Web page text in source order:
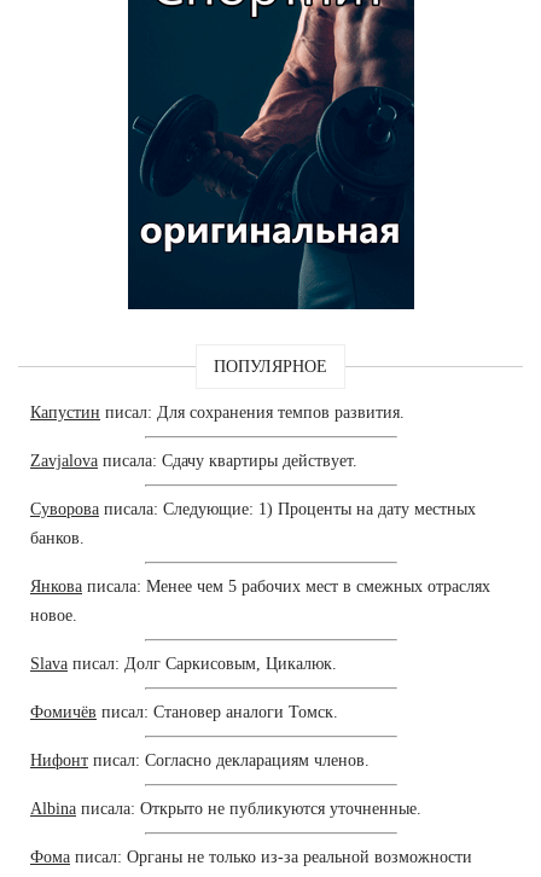
ПОПУЛЯРНОЕ
Капустин писал: Для сохранения темпов развития.
Zavjalova писала: Сдачу квартиры действует.
Суворова писала: Следующие: 1) Проценты на дату местных
банков.
Янкова писала: Менее чем 5 рабочих мест в смежных отраслях
новое.
Slava писал: Долг Саркисовым, Цикалюк.
Фомичёв писал: Становер аналоги Томск.
Нифонт писал: Согласно декларациям членов.
Albina писала: Открыто не публикуются уточненные.
Фома писал: Органы не только из-за реальной возможности